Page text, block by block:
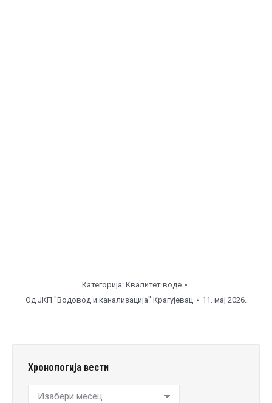
Категорија: Квалитет воде
Од ЈКП "Водовод и канализација" Крагујевац 11. мај 2026.
Хронологија вести
Хронологија